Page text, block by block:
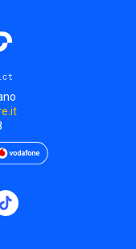
ulteriori